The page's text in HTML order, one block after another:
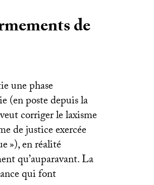
de
une phase
(en poste depuis la
corriger le laxisme
de justice exercée
»), en réalité
qu’auparavant. La
qui font